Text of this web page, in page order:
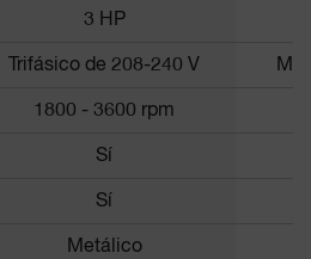
3 HP
Trifásico de 208-240 V
1800 - 3600 rpm
Sí
Sí
Metálico